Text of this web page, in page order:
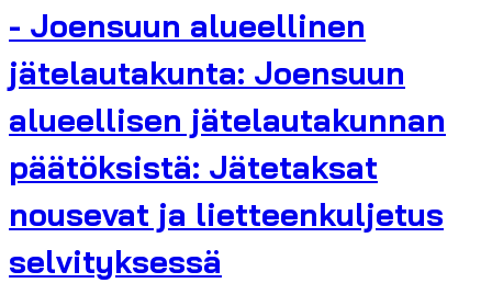
- Joensuun alueellinen
jätelautakunta: Joensuun
alueellisen jätelautakunnan
päätöksistä: Jätetaksat
nousevat ja lietteenkuljetus
selvityksessä